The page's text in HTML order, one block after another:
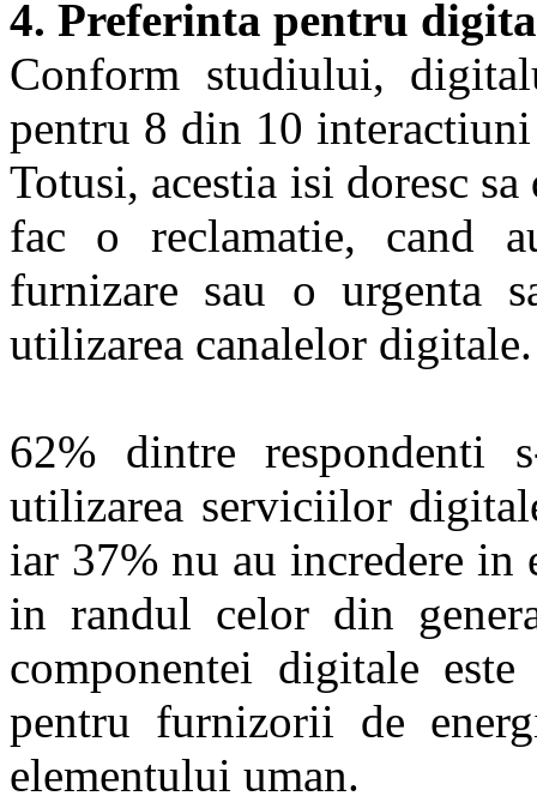
4. Preferinta pentru
Conform studiului,
pentru 8 din 10
Totusi, acestia isi doresc
fac o reclamatie, cand
furnizare sau o urgenta
utilizarea canalelor digitale.
62% dintre respondenti
utilizarea serviciilor
iar 37% nu au incredere in
in randul celor din
componentei digitale
pentru furnizorii de
elementului uman.